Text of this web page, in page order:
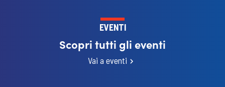
EVENTI
Scopri tutti gli eventi
Vai a eventi